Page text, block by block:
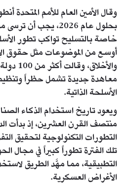
وقال الأمين العام للأمم المتحدة
بحلول عام 2026، يجب
خاصة بالتسليح تواكب تطور
أوسع من الموضوعات مثل حقوق
معاهدة جديدة تشمل حظراً
الأسلحة الذاتية.
ويعود تاريخ استخدام الذكاء
منتصف القرن العشرين، إذ بدأت
التطورات التكنولوجية لتحقيق
تلك الفترة تطوراً كبيراً في مجال
التطبيقية، مما مهَّد الطريق
الأغراض العسكرية.